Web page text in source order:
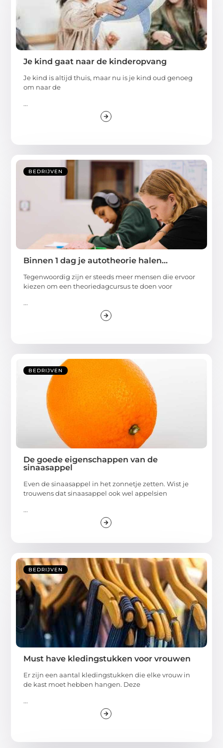
Je kind gaat naar de kinderopvang
Je kind is altijd thuis, maar nu is je kind oud genoeg
om naar de
...
BEDRIJVEN
Binnen 1 dag je autotheorie halen…
Tegenwoordig zijn er steeds meer mensen die ervoor
kiezen om een theoriedagcursus te doen voor
...
BEDRIJVEN
De goede eigenschappen van de
sinaasappel
Even de sinaasappel in het zonnetje zetten. Wist je
trouwens dat sinaasappel ook wel appelsien
...
BEDRIJVEN
Must have kledingstukken voor vrouwen
Er zijn een aantal kledingstukken die elke vrouw in
de kast moet hebben hangen. Deze
...